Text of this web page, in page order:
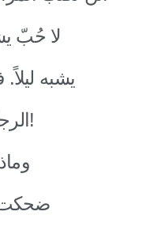
لا حُبّ
يشبه
الرجال ونضحكْ!
–
<